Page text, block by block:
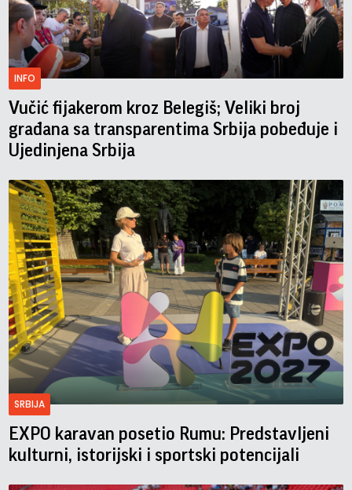
INFO
Vučić fijakerom kroz Belegiš; Veliki broj
građana sa transparentima Srbija pobeđuje i
Ujedinjena Srbija
SRBIJA
EXPO karavan posetio Rumu: Predstavljeni
kulturni, istorijski i sportski potencijali